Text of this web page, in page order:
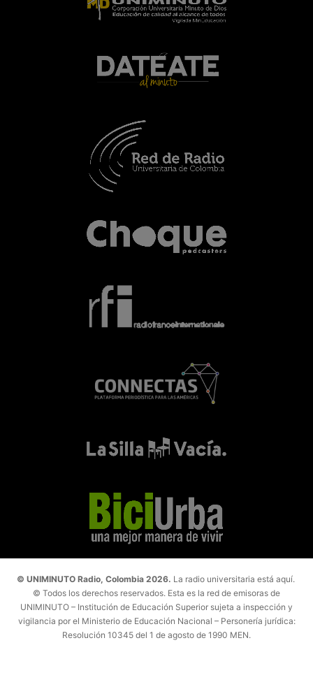
© UNIMINUTO Radio, Colombia 2026. La radio universitaria está aquí.
© Todos los derechos reservados. Esta es la red de emisoras de
UNIMINUTO – Institución de Educación Superior sujeta a inspección y
vigilancia por el Ministerio de Educación Nacional – Personería jurídica:
Resolución 10345 del 1 de agosto de 1990 MEN.